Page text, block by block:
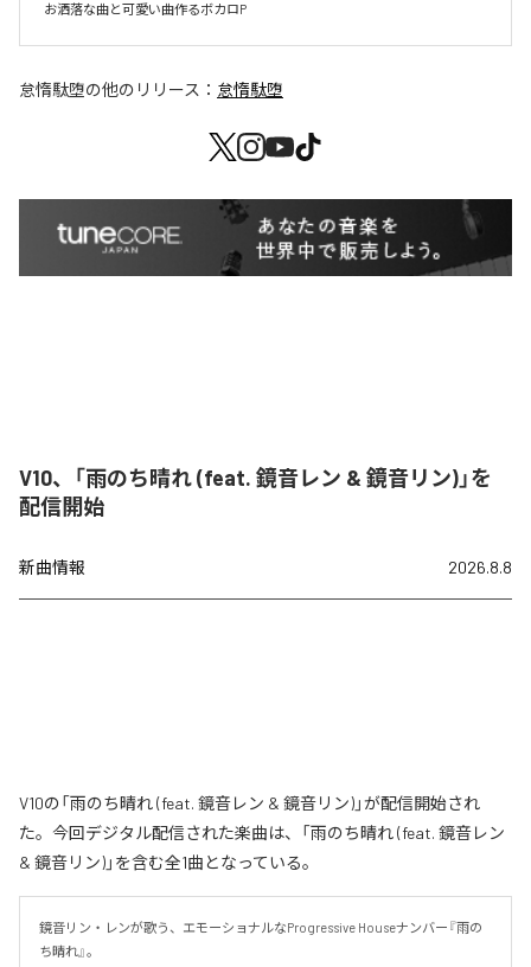
お洒落な曲と可愛い曲作るボカロP
怠惰駄堕の他のリリース： 怠惰駄堕
V10、「雨のち晴れ (feat. 鏡音レン & 鏡音リン)」を
配信開始
新曲情報 2026.8.8
V10の「雨のち晴れ (feat. 鏡音レン & 鏡音リン)」が配信開始され
た。今回デジタル配信された楽曲は、「雨のち晴れ (feat. 鏡音レン
& 鏡音リン)」を含む全1曲となっている。
鏡音リン・レンが歌う、エモーショナルなProgressive Houseナンバー『雨の
ち晴れ』。